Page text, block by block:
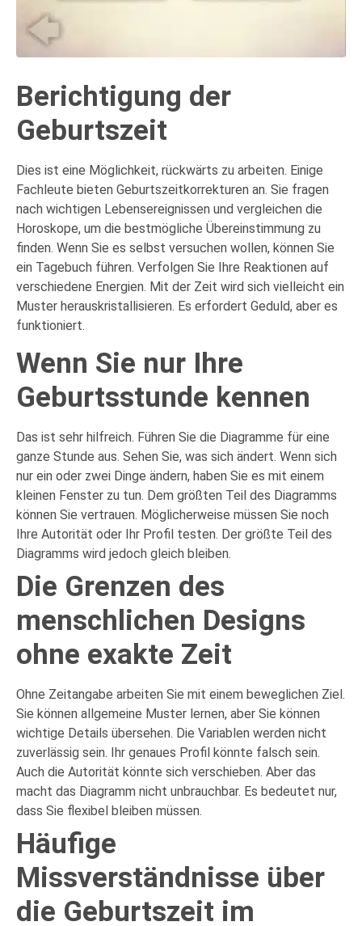
Berichtigung der
Geburtszeit
Dies ist eine Möglichkeit, rückwärts zu arbeiten. Einige
Fachleute bieten Geburtszeitkorrekturen an. Sie fragen
nach wichtigen Lebensereignissen und vergleichen die
Horoskope, um die bestmögliche Übereinstimmung zu
finden. Wenn Sie es selbst versuchen wollen, können Sie
ein Tagebuch führen. Verfolgen Sie Ihre Reaktionen auf
verschiedene Energien. Mit der Zeit wird sich vielleicht ein
Muster herauskristallisieren. Es erfordert Geduld, aber es
funktioniert.
Wenn Sie nur Ihre
Geburtsstunde kennen
Das ist sehr hilfreich. Führen Sie die Diagramme für eine
ganze Stunde aus. Sehen Sie, was sich ändert. Wenn sich
nur ein oder zwei Dinge ändern, haben Sie es mit einem
kleinen Fenster zu tun. Dem größten Teil des Diagramms
können Sie vertrauen. Möglicherweise müssen Sie noch
Ihre Autorität oder Ihr Profil testen. Der größte Teil des
Diagramms wird jedoch gleich bleiben.
Die Grenzen des
menschlichen Designs
ohne exakte Zeit
Ohne Zeitangabe arbeiten Sie mit einem beweglichen Ziel.
Sie können allgemeine Muster lernen, aber Sie können
wichtige Details übersehen. Die Variablen werden nicht
zuverlässig sein. Ihr genaues Profil könnte falsch sein.
Auch die Autorität könnte sich verschieben. Aber das
macht das Diagramm nicht unbrauchbar. Es bedeutet nur,
dass Sie flexibel bleiben müssen.
Häufige
Missverständnisse über
die Geburtszeit im